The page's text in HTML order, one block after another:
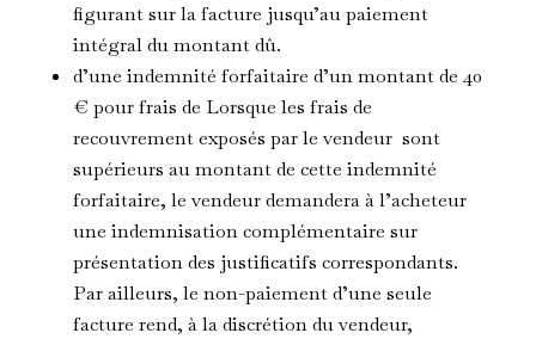
figurant sur la facture jusqu’au paiement
intégral du montant dû.
d’une indemnité forfaitaire d’un montant de 40
€ pour frais de Lorsque les frais de
recouvrement exposés par le vendeur sont
supérieurs au montant de cette indemnité
forfaitaire, le vendeur demandera à l’acheteur
une indemnisation complémentaire sur
présentation des justificatifs correspondants.
Par ailleurs, le non-paiement d’une seule
facture rend, à la discrétion du vendeur,